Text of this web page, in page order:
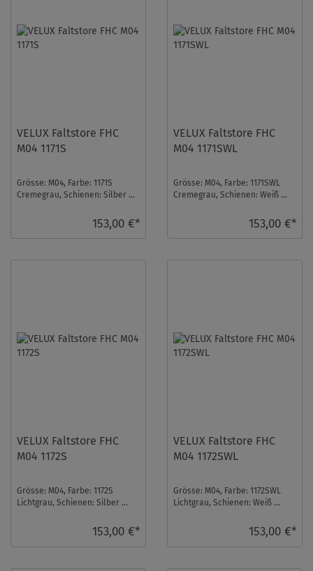
VELUX Faltstore FHC
M04 1171S
Grösse: M04, Farbe: 1171S
Cremegrau, Schienen: Silber ...
153,00 €*
VELUX Faltstore FHC
M04 1171SWL
Grösse: M04, Farbe: 1171SWL
Cremegrau, Schienen: Weiß ...
153,00 €*
VELUX Faltstore FHC
M04 1172S
Grösse: M04, Farbe: 1172S
Lichtgrau, Schienen: Silber ...
153,00 €*
VELUX Faltstore FHC
M04 1172SWL
Grösse: M04, Farbe: 1172SWL
Lichtgrau, Schienen: Weiß ...
153,00 €*